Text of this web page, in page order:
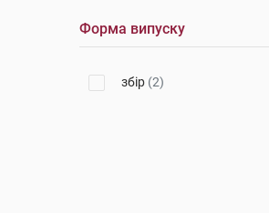
Форма випуску
збір (2)